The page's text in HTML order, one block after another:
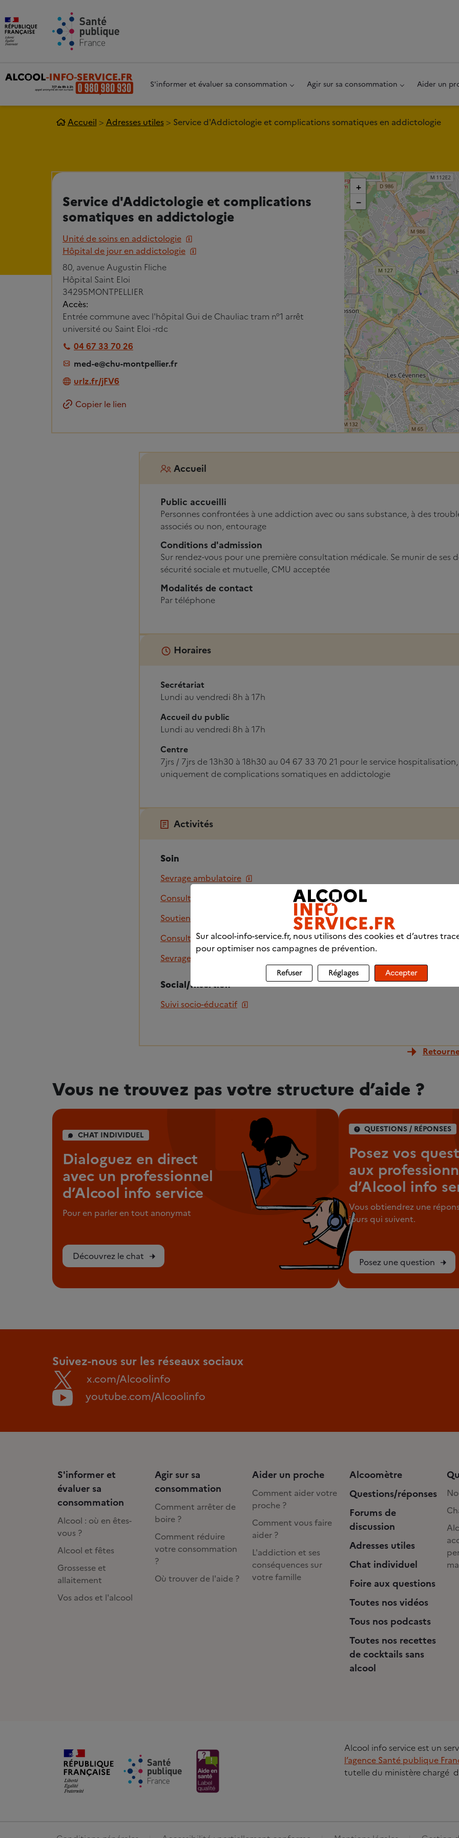
S'informer et évaluer sa consommation Agir sur sa consommation Aider un
Accueil Adresses utiles Service d'Addictologie et complications somatiques en addictologie
Service d'Addictologie et complications
somatiques en addictologie
Unité de soins en addictologie
Hôpital de jour en addictologie
80, avenue Augustin Fliche
Hôpital Saint Eloi
34295MONTPELLIER
Accès:
Entrée commune avec l'hôpital Gui de Chauliac tram n°1 arrêt
université ou Saint Eloi -rdc
04 67 33 70 26
med-e@chu-montpellier.fr
urlz.fr/jFV6
Copier le lien
+
−
Accueil
Public accueilli
Personnes confrontées à une addiction avec ou sans substance, à des
associés ou non, entourage
Conditions d'admission
Sur rendez-vous pour une première consultation médicale. Se munir de ses
sécurité sociale et mutuelle, CMU acceptée
Modalités de contact
Par téléphone
Horaires
Secrétariat
Lundi au vendredi 8h à 17h
Accueil du public
Lundi au vendredi 8h à 17h
Centre
7jrs / 7jrs de 13h30 à 18h30 au 04 67 33 70 21 pour le service
uniquement de complications somatiques en addictologie
Activités
Soin
Sevrage ambulatoire
Consultation médicale
Soutien individuel (usager et/ou entourage)
Consultation psychiatrique
Sevrage hospitalier (+ de 7 jours)
Social/Insertion
Suivi socio-éducatif
Vous ne trouvez pas votre structure d’aide ?
CHAT INDIVIDUEL
Dialoguez en direct
avec un professionnel
d’Alcool info service
Pour en parler en tout anonymat
Découvrez le chat
QUESTIONS / RÉPONSES
Posez vos
aux
d’Alcool info
Vous obtiendrez une
jours qui suivent.
Posez une question
Suivez-nous sur les réseaux sociaux
x.com/Alcoolinfo
youtube.com/Alcoolinfo
S'informer et
évaluer sa
consommation
Alcool : où en êtes-
vous ?
Alcool et fêtes
Grossesse et
allaitement
Vos ados et l'alcool
Agir sur sa
consommation
Comment arrêter de
boire ?
Comment réduire
votre consommation
?
Où trouver de l'aide ?
Aider un proche
Comment aider votre
proche ?
Comment vous faire
aider ?
L'addiction et ses
conséquences sur
votre famille
Alcoomètre
Questions/réponses
Forums de
discussion
Adresses utiles
Chat individuel
Foire aux questions
Toutes nos vidéos
Tous nos podcasts
Toutes nos recettes
de cocktails sans
alcool
Alcool info service est un
l’agence Santé publique
tutelle du ministère chargé
Sur alcool-info-service.fr, nous utilisons des cookies et d’autres
pour optimiser nos campagnes de prévention.
Refuser Réglages Accepter